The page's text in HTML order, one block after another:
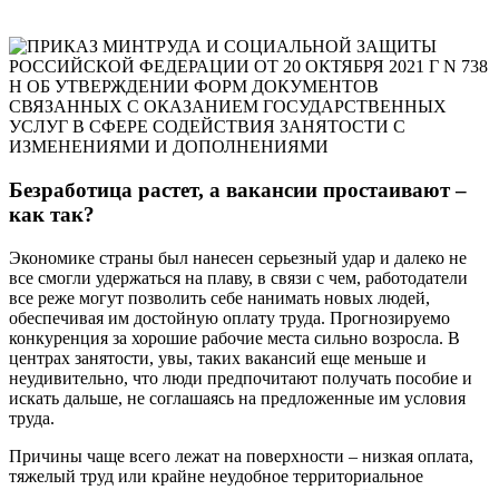
Безработица растет, а вакансии простаивают –
как так?
Экономике страны был нанесен серьезный удар и далеко не
все смогли удержаться на плаву, в связи с чем, работодатели
все реже могут позволить себе нанимать новых людей,
обеспечивая им достойную оплату труда. Прогнозируемо
конкуренция за хорошие рабочие места сильно возросла. В
центрах занятости, увы, таких вакансий еще меньше и
неудивительно, что люди предпочитают получать пособие и
искать дальше, не соглашаясь на предложенные им условия
труда.
Причины чаще всего лежат на поверхности – низкая оплата,
тяжелый труд или крайне неудобное территориальное